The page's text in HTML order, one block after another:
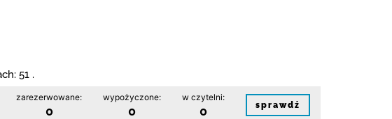
51 .
zarezerwowane:
0
wypożyczone:
0
w czytelni:
0 sprawdź